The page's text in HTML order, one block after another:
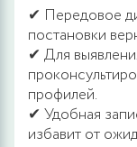
✔ Передовое
постановки
✔ Для
профилей.
✔ Удобная
избавит от